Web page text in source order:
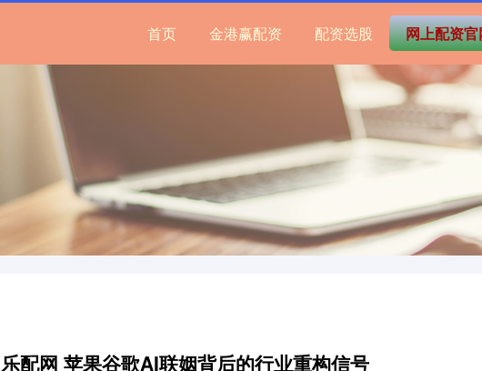
首页 金港赢配资 配资选股 网上配资
乐配网 苹果谷歌AI联姻背后的行业重构信号